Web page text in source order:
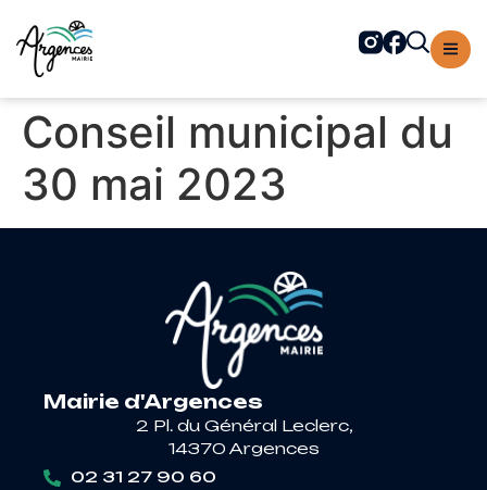
principal
Conseil municipal du
30 mai 2023
Mairie d'Argences
2 Pl. du Général Leclerc,
14370 Argences
02 31 27 90 60